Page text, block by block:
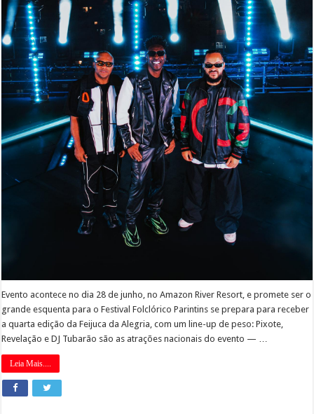
Evento acontece no dia 28 de junho, no Amazon River Resort, e promete ser o
grande esquenta para o Festival Folclórico Parintins se prepara para receber
a quarta edição da Feijuca da Alegria, com um line-up de peso: Pixote,
Revelação e DJ Tubarão são as atrações nacionais do evento — …
Leia Mais....